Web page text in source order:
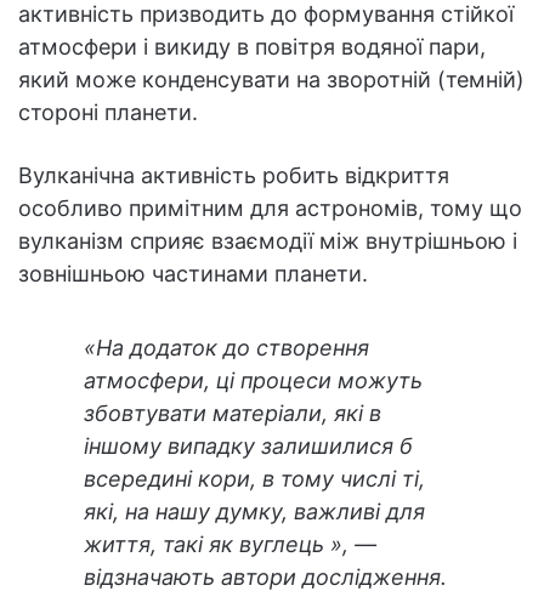
активність призводить до формування стійкої
атмосфери і викиду в повітря водяної пари,
який може конденсувати на зворотній (темній)
стороні планети.
Вулканічна активність робить відкриття
особливо примітним для астрономів, тому що
вулканізм сприяє взаємодії між внутрішньою і
зовнішньою частинами планети.
«На додаток до створення
атмосфери, ці процеси можуть
збовтувати матеріали, які в
іншому випадку залишилися б
всередині кори, в тому числі ті,
які, на нашу думку, важливі для
життя, такі як вуглець », —
відзначають автори дослідження.